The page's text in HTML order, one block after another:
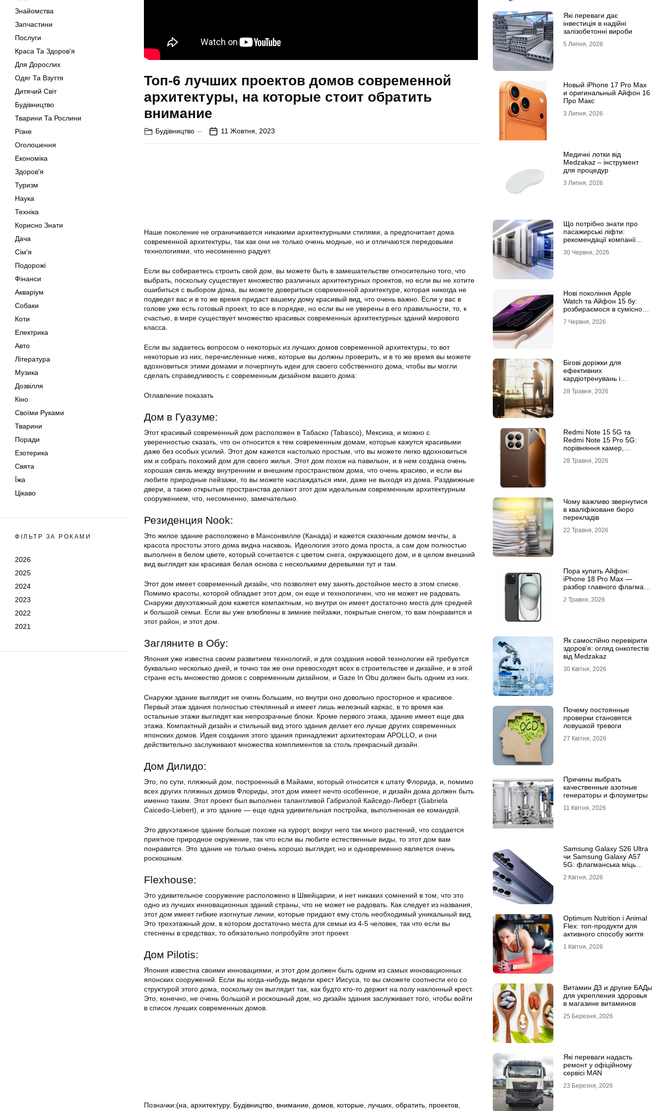
Знайомства
Запчастини
Послуги
Краса Та Здоров'я
Для Дорослих
Одяг Та Взуття
Дитячий Світ
Будівництво
Тварини Та Рослини
Різне
Оголошення
Економіка
Здоров'я
Туризм
Наука
Техніка
Корисно Знати
Дача
Сім'я
Подорожі
Фінанси
Акваріум
Собаки
Коти
Електрика
Авто
Література
Музика
Дозвілля
Кіно
Своїми Руками
Тварини
Поради
Езотерика
Свята
Їжа
Цікаво
ФІЛЬТР ЗА РОКАМИ
2026
2025
2024
2023
2022
2021
Топ-6 лучших проектов домов современной
архитектуры, на которые стоит обратить
внимание
Будівництво 11 Жовтня, 2023
Наше поколение не ограничивается никакими архитектурными стилями, а предпочитает дома
современной архитектуры, так как они не только очень модные, но и отличаются передовыми
технологиями, что несомненно радует.
Если вы собираетесь строить свой дом, вы можете быть в замешательстве относительно того, что
выбрать, поскольку существует множество различных архитектурных проектов, но если вы не хотите
ошибиться с выбором дома, вы можете довериться современной архитектуре, которая никогда не
подведет вас и в то же время придаст вашему дому красивый вид, что очень важно. Если у вас в
голове уже есть готовый проект, то все в порядке, но если вы не уверены в его правильности, то, к
счастью, в мире существует множество красивых современных архитектурных зданий мирового
класса.
Если вы задаетесь вопросом о некоторых из лучших домов современной архитектуры, то вот
некоторые из них, перечисленные ниже, которые вы должны проверить, и в то же время вы можете
вдохновиться этими домами и почерпнуть идеи для своего собственного дома, чтобы вы могли
сделать справедливость с современным дизайном вашего дома:
Оглавление показать
Дом в Гуазуме:
Этот красивый современный дом расположен в Табаско (Tabasco), Мексика, и можно с
уверенностью сказать, что он относится к тем современным домам, которые кажутся красивыми
даже без особых усилий. Этот дом кажется настолько простым, что вы можете легко вдохновиться
им и собрать похожий дом для своего жилья. Этот дом похож на павильон, и в нем создана очень
хорошая связь между внутренним и внешним пространством дома, что очень красиво, и если вы
любите природные пейзажи, то вы можете наслаждаться ими, даже не выходя из дома. Раздвижные
двери, а также открытые пространства делают этот дом идеальным современным архитектурным
сооружением, что, несомненно, замечательно.
Резиденция Nook:
Это жилое здание расположено в Мансонвилле (Канада) и кажется сказочным домом мечты, а
красота простоты этого дома видна насквозь. Идеология этого дома проста, а сам дом полностью
выполнен в белом цвете, который сочетается с цветом снега, окружающего дом, и в целом внешний
вид выглядит как красивая белая основа с несколькими деревьями тут и там.
Этот дом имеет современный дизайн, что позволяет ему занять достойное место в этом списке.
Помимо красоты, которой обладает этот дом, он еще и технологичен, что не может не радовать.
Снаружи двухэтажный дом кажется компактным, но внутри он имеет достаточно места для средней
и большой семьи. Если вы уже влюблены в зимние пейзажи, покрытые снегом, то вам понравится и
этот район, и этот дом.
Загляните в Обу:
Япония уже известна своим развитием технологий, и для создания новой технологии ей требуется
буквально несколько дней, и точно так же они превосходят всех в строительстве и дизайне, и в этой
стране есть множество домов с современным дизайном, и Gaze In Obu должен быть одним из них.
Снаружи здание выглядит не очень большим, но внутри оно довольно просторное и красивое.
Первый этаж здания полностью стеклянный и имеет лишь железный каркас, в то время как
остальные этажи выглядят как непрозрачные блоки. Кроме первого этажа, здание имеет еще два
этажа. Компактный дизайн и стильный вид этого здания делает его лучше других современных
японских домов. Идея создания этого здания принадлежит архитекторам APOLLO, и они
действительно заслуживают множества комплиментов за столь прекрасный дизайн.
Дом Дилидо:
Это, по сути, пляжный дом, построенный в Майами, который относится к штату Флорида, и, помимо
всех других пляжных домов Флориды, этот дом имеет нечто особенное, и дизайн дома должен быть
именно таким. Этот проект был выполнен талантливой Габриэлой Кайседо-Либерт (Gabriela
Caicedo-Liebert), и это здание — еще одна удивительная постройка, выполненная ее командой.
Это двухэтажное здание больше похоже на курорт, вокруг него так много растений, что создается
приятное природное окружение, так что если вы любите естественные виды, то этот дом вам
понравится. Это здание не только очень хорошо выглядит, но и одновременно является очень
роскошным.
Flexhouse:
Это удивительное сооружение расположено в Швейцарии, и нет никаких сомнений в том, что это
одно из лучших инновационных зданий страны, что не может не радовать. Как следует из названия,
этот дом имеет гибкие изогнутые линии, которые придают ему столь необходимый уникальный вид.
Это трехэтажный дом, в котором достаточно места для семьи из 4-5 человек, так что если вы
стеснены в средствах, то обязательно попробуйте этот проект.
Дом Pilotis:
Япония известна своими инновациями, и этот дом должен быть одним из самых инновационных
японских сооружений. Если вы когда-нибудь видели крест Иисуса, то вы сможете соотнести его со
структурой этого дома, поскольку он выглядит так, как будто кто-то держит на полу наклонный крест.
Это, конечно, не очень большой и роскошный дом, но дизайн здания заслуживает того, чтобы войти
в список лучших современных домов.
Позначки:(на, архитектуру, Будівництво, внимание, домов, которые, лучших, обратить, проектов,
Які переваги дає
інвестиція в надійні
залізобетонні вироби
5 Липня, 2026
Новый iPhone 17 Pro Max
и оригинальный Айфон 16
Про Макс
3 Липня, 2026
Медичні лотки від
Medzakaz – інструмент
для процедур
3 Липня, 2026
Що потрібно знати про
пасажирські ліфти:
рекомендації компанії
30 Червня, 2026
Нові покоління Apple
Watch та Айфон 15 бу:
розбираємося в сумісності
екосистеми
7 Червня, 2026
Бігові доріжки для
ефективних
кардіотренувань і
способу життя
28 Травня, 2026
Redmi Note 15 5G та
Redmi Note 15 Pro 5G:
порівняння камер,
продуктивності
28 Травня, 2026
Чому важливо звернутися
в кваліфіковане бюро
перекладів
22 Травня, 2026
Пора купить Айфон:
iPhone 18 Pro Max —
разбор главного флагмана
2 Травня, 2026
Як самостійно перевірити
здоров’я: огляд онкотестів
від Medzakaz
30 Квітня, 2026
Почему постоянные
проверки становятся
ловушкой тревоги
27 Квітня, 2026
Причины выбрать
качественные азотные
генераторы и флоуметры
11 Квітня, 2026
Samsung Galaxy S26 Ultra
чи Samsung Galaxy A57
5G: флагманська міць
2 Квітня, 2026
Optimum Nutrition і Animal
Flex: топ-продукти для
активного способу життя
1 Квітня, 2026
Витамин Д3 и другие БАДы
для укрепления здоровья
в магазине витаминов
25 Березня, 2026
Які переваги надасть
ремонт у офіційному
сервісі MAN
23 Березня, 2026